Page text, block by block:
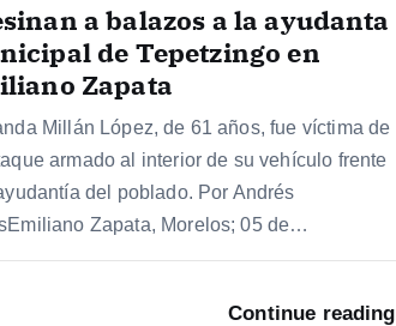
a balazos a la ayudanta
de Tepetzingo en
Zapata
Millán López, de 61 años, fue víctima de
armado al interior de su vehículo frente
del poblado. Por Andrés
Zapata, Morelos; 05 de…
Continue reading